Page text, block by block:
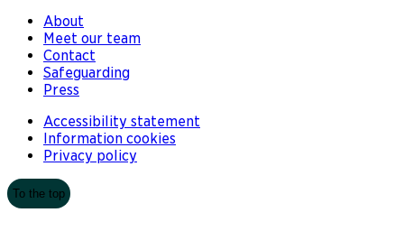
About
Meet our team
Contact
Safeguarding
Press
Accessibility statement
Information cookies
Privacy policy
To the top